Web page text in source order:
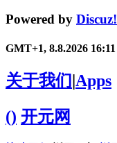
Powered by Discuz!
GMT+1, 8.8.2026 16:11
关于我们|Apps
() 开元网